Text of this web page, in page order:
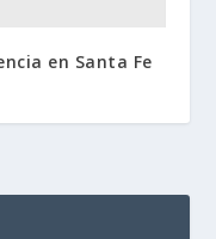
en Santa Fe